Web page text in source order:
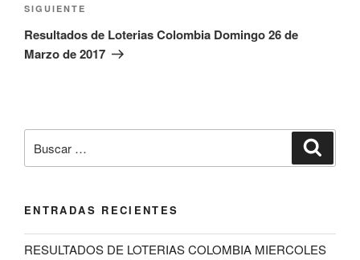
Siguiente
entrada
SIGUIENTE
Resultados de Loterias Colombia Domingo 26 de
Marzo de 2017
por:
ENTRADAS RECIENTES
RESULTADOS DE LOTERIAS COLOMBIA MIERCOLES